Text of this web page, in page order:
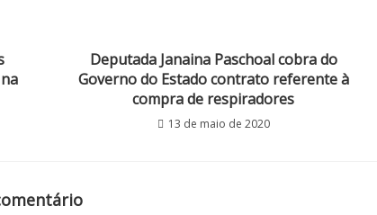
Deputada Janaina Paschoal cobra do
Governo do Estado contrato referente à
compra de respiradores
13 de maio de 2020